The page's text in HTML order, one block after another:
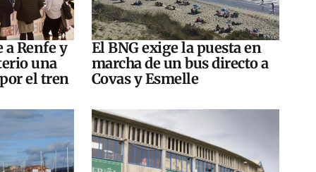
Renfe y
una
el tren
El BNG exige la puesta en
marcha de un bus directo a
Covas y Esmelle